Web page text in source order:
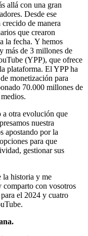
allá con una gran
Desde ese
de manera
que crearon
la fecha. Y hemos
más de 3 millones de
(YPP), que ofrece
plataforma. El YPP ha
monetización para
70.000 millones de
a otra evolución que
nuestra
apostando por la
para que
gestionar sus
la historia y me
comparto con vosotros
el 2024 y cuatro